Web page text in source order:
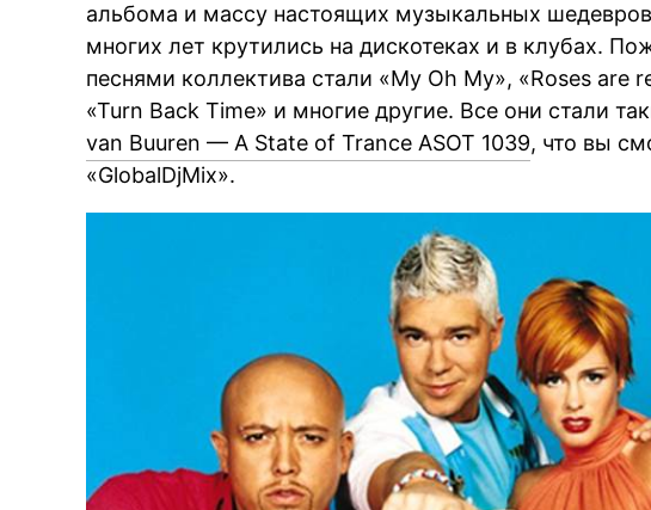
альбома и массу настоящих музыкальных
многих лет крутились на дискотеках и в клубах.
песнями коллектива стали «My Oh My», «Roses are
«Turn Back Time» и многие другие. Все они стали
van Buuren — A State of Trance ASOT 1039, что вы
«GlobalDjMix».